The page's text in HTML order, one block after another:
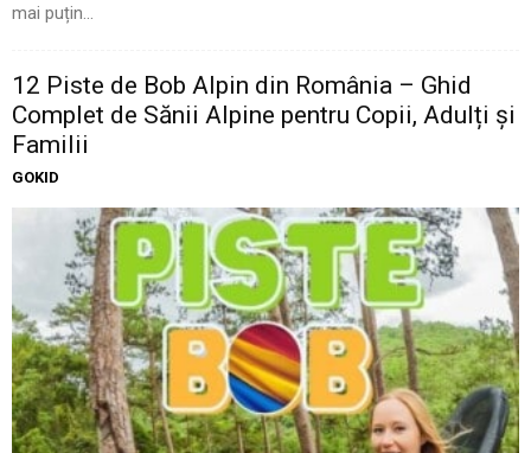
mai puțin...
12 Piste de Bob Alpin din România – Ghid
Complet de Sănii Alpine pentru Copii, Adulți și
Familii
GOKID